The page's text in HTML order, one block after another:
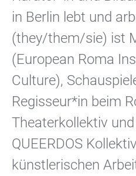
in Berlin lebt und
(they/them/sie) ist
(European Roma
Culture),
Regisseur*in beim
Theaterkollektiv
QUEERDOS
künstlerischen